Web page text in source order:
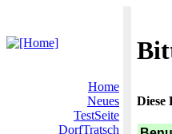
Home
Neues
TestSeite
DorfTratsch
Diese